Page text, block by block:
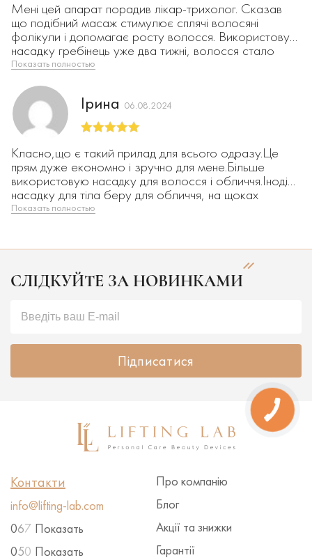
з 5
Мені цей апарат порадив лікар-трихолог. Сказав
що подібний масаж стимулює сплячі волосяні
фолікули і допомагає росту волосся. Використовую
насадку гребінець уже два тижні, волосся стало
блискучішим, менше випадає. Дуже приємне відчуття
ефект реально є. Дякую 😘
Показать полностью
Ірина 06.08.2024
з 5
Класно,що є такий прилад для всього одразу.Це
прям дуже економно і зручно для мене.Більше
використовую насадку для волосся і обличчя.Іноді
насадку для тіла беру для обличчя, на щоках
мікроструми з нею краще відчувається.
Показать полностью
СЛІДКУЙТЕ ЗА НОВИНКАМИ
Підписатися
Про компанію
Блог
Акції та знижки
Гарантії
Контакти
info@lifting-lab.com
067 Показать
050 Показать